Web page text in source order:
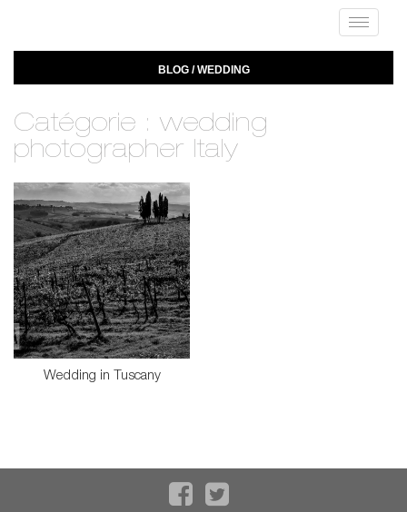
Toggle
BLOG / WEDDING
Catégorie : wedding
photographer Italy
Wedding in Tuscany